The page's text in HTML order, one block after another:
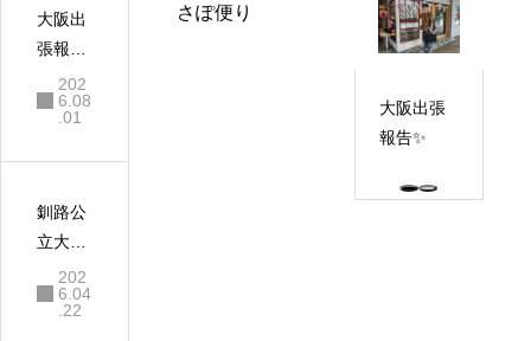
大阪出
張報告
202
6.08
.01
釧路公
立大学
で説明
会をし
202
6.04
.22
さぽ便り
大阪出張
報告✨